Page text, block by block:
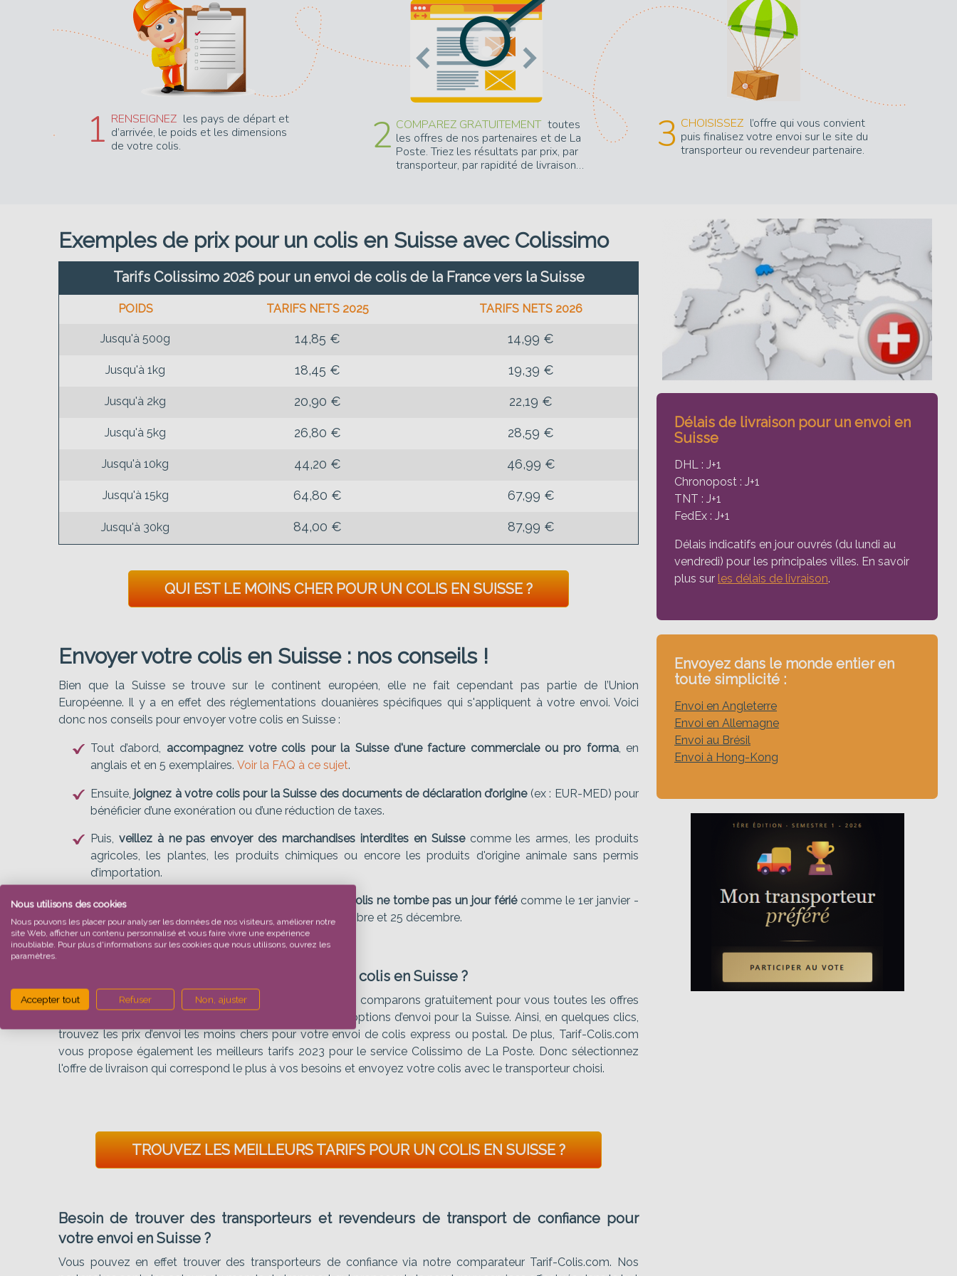
1 RENSEIGNEZ les pays de départ et
d’arrivée, le poids et les dimensions
de votre colis.
2 COMPAREZ GRATUITEMENT toutes
les offres de nos partenaires et de La
Poste. Triez les résultats par prix, par
transporteur, par rapidité de livraison…
3 CHOISISSEZ l’offre qui vous convient
puis finalisez votre envoi sur le site du
transporteur ou revendeur partenaire.
Exemples de prix pour un colis en Suisse avec Colissimo
Tarifs Colissimo 2026 pour un envoi de colis de la France vers la Suisse
POIDS TARIFS NETS 2025 TARIFS NETS 2026
Jusqu'à 500g 14,85 € 14,99 €
Jusqu'à 1kg 18,45 € 19,39 €
Jusqu'à 2kg 20,90 € 22,19 €
Jusqu'à 5kg 26,80 € 28,59 €
Jusqu'à 10kg 44,20 € 46,99 €
Jusqu'à 15kg 64,80 € 67,99 €
Jusqu'à 30kg 84,00 € 87,99 €
QUI EST LE MOINS CHER POUR UN COLIS EN SUISSE ?
Envoyer votre colis en Suisse : nos conseils !
Bien que la Suisse se trouve sur le continent européen, elle ne fait cependant pas partie de l’Union
Européenne. Il y a en effet des réglementations douanières spécifiques qui s'appliquent à votre envoi. Voici
donc nos conseils pour envoyer votre colis en Suisse :
Tout d’abord, accompagnez votre colis pour la Suisse d'une facture commerciale ou pro forma, en
anglais et en 5 exemplaires. Voir la FAQ à ce sujet.
Ensuite, joignez à votre colis pour la Suisse des documents de déclaration d’origine(ex : EUR-MED) pour
bénéficier d’une exonération ou d’une réduction de taxes.
Puis, veillez à ne pas envoyer des marchandises interdites en Suissecomme les armes, les produits
agricoles, les plantes, les produits chimiques ou encore les produits d'origine animale sans permis
d’importation.
Enfin,assurez-vous que la date d’envoi de votre colis ne tombe pas un jour fériécomme le 1er janvier -
15 et 18 avril - 26 mai - 6 juin - 1er août - 15 septembre et 25 décembre.
Besoin des meilleurs tarifs pour envoyer vos colis en Suisse ?
Rien de plus simple avec Tarif-Colis.com ! En effet, nous comparons gratuitement pour vous toutes les offres
des transporteurs afin de vous proposer les meilleures options d’envoi pour la Suisse. Ainsi, en quelques clics,
trouvez les prix d’envoi les moins chers pour votre envoi de colis express ou postal. De plus, Tarif-Colis.com
vous propose également les meilleurs tarifs 2023 pour le service Colissimo de La Poste. Donc sélectionnez
l'offre de livraison qui correspond le plus à vos besoins et envoyez votre colis avec le transporteur choisi.
TROUVEZ LES MEILLEURS TARIFS POUR UN COLIS EN SUISSE ?
Besoin de trouver des transporteurs et revendeurs de transport de confiance pour
votre envoi en Suisse ?
Vous pouvez en effet trouver des transporteurs de confiance via notre comparateur Tarif-Colis.com. Nos
Délais de livraison pour un envoi en
Suisse
DHL : J+1
Chronopost : J+1
TNT : J+1
FedEx : J+1
Délais indicatifs en jour ouvrés (du lundi au
vendredi) pour les principales villes. En savoir
plus sur les délais de livraison.
Envoyez dans le monde entier en
toute simplicité :
Envoi en Angleterre
Envoi en Allemagne
Envoi au Brésil
Envoi à Hong-Kong
Nous utilisons des cookies
Nous pouvons les placer pour analyser les données de nos visiteurs, améliorer notre
site Web, afficher un contenu personnalisé et vous faire vivre une expérience
inoubliable. Pour plus d'informations sur les cookies que nous utilisons, ouvrez les
paramètres.
Accepter tout Refuser Non, ajuster